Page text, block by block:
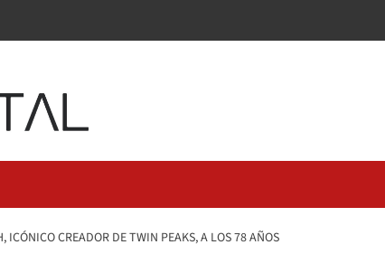
ICÓNICO CREADOR DE TWIN PEAKS, A LOS 78 AÑOS